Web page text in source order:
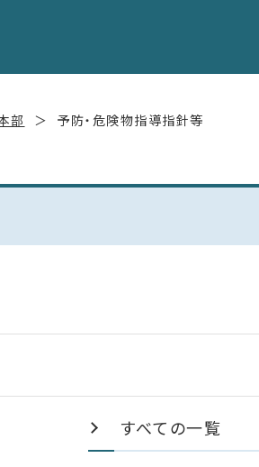
部 予防・危険物指導指針等
すべての一覧